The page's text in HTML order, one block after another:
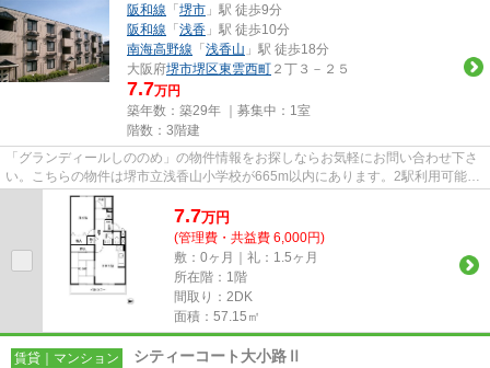
阪和線 「 堺市 」駅 徒歩9分
阪和線 「 浅香 」駅 徒歩10分
南海高野線 「 浅香山 」駅 徒歩18分
大阪府堺市堺区東雲西町 ２丁３－２５
7.7万円
築年数：築29年 ｜募集中： 1室
階数：3階建
「グランディールしののめ」の物件情報をお探しならお気軽にお問い合わせ下さ
い。こちらの物件は堺市立浅香山小学校が665m以内にあります。2駅利用可能で
アクセスの良い物件です。こち...
7.7万円
(管理費・共益費 6,000円)
敷：0ヶ月｜礼：1.5ヶ月
所在階：1階
間取り：2DK
面積：57.15㎡
賃貸｜マンション シティーコート大小路Ⅱ